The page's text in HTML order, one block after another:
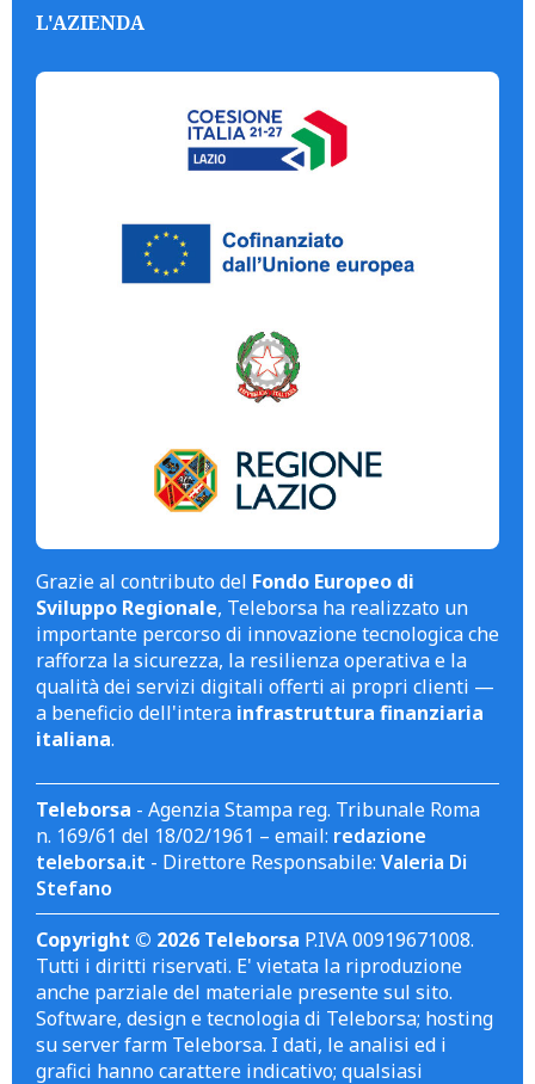
L'AZIENDA
Grazie al contributo del Fondo Europeo di
Sviluppo Regionale, Teleborsa ha realizzato un
importante percorso di innovazione tecnologica che
rafforza la sicurezza, la resilienza operativa e la
qualità dei servizi digitali offerti ai propri clienti —
a beneficio dell'intera infrastruttura finanziaria
italiana.
Teleborsa - Agenzia Stampa reg. Tribunale Roma
n. 169/61 del 18/02/1961 – email: redazione
teleborsa.it - Direttore Responsabile: Valeria Di
Stefano
Copyright © 2026 Teleborsa P.IVA 00919671008.
Tutti i diritti riservati. E' vietata la riproduzione
anche parziale del materiale presente sul sito.
Software, design e tecnologia di Teleborsa; hosting
su server farm Teleborsa. I dati, le analisi ed i
grafici hanno carattere indicativo; qualsiasi